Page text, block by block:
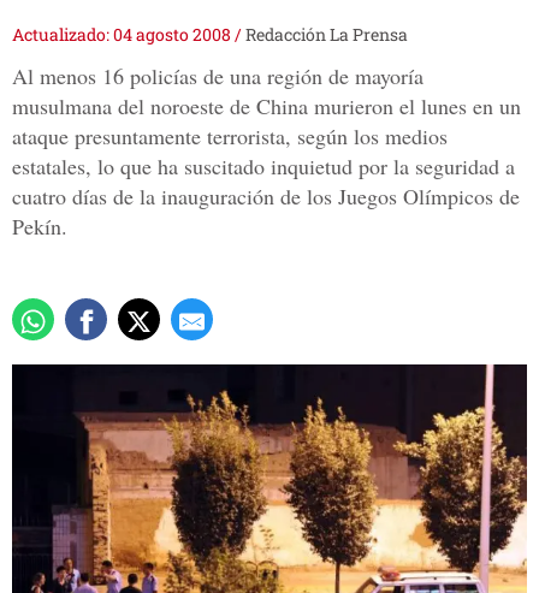
Actualizado: 04 agosto 2008 /Redacción La Prensa
Al menos 16 policías de una región de mayoría
musulmana del noroeste de China murieron el lunes en un
ataque presuntamente terrorista, según los medios
estatales, lo que ha suscitado inquietud por la seguridad a
cuatro días de la inauguración de los Juegos Olímpicos de
Pekín.